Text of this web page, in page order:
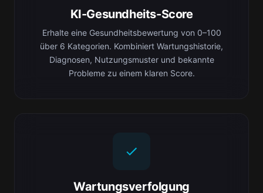
KI-Gesundheits-Score
Erhalte eine Gesundheitsbewertung von 0–100
über 6 Kategorien. Kombiniert Wartungshistorie,
Diagnosen, Nutzungsmuster und bekannte
Probleme zu einem klaren Score.
Wartungsverfolgung